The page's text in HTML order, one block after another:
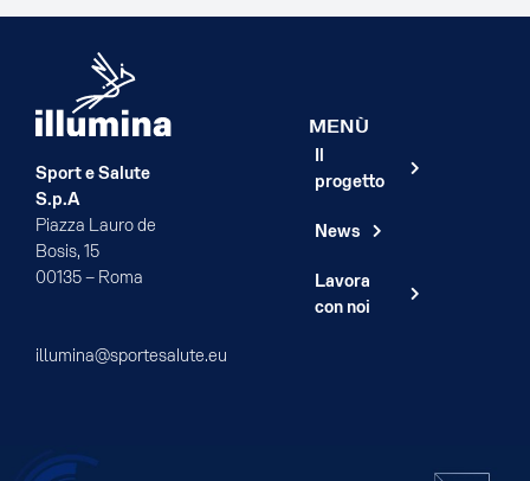
Sport e Salute
S.p.A
Piazza Lauro de
Bosis, 15
00135 – Roma
illumina@sportesalute.eu
MENÙ
progetto
News
Lavora
con noi